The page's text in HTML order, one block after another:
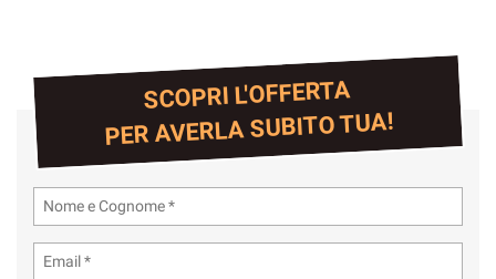
SCOPRI L'OFFERTA
PER AVERLA SUBITO TUA!